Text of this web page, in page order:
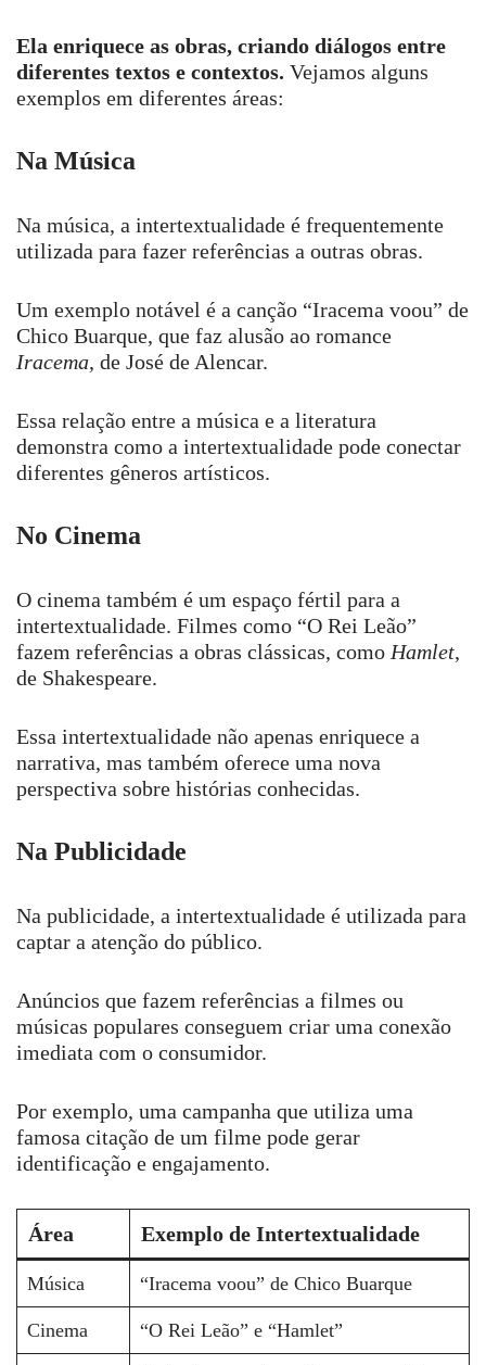
Ela enriquece as obras, criando diálogos entre
diferentes textos e contextos. Vejamos alguns
exemplos em diferentes áreas:
Na Música
Na música, a intertextualidade é frequentemente
utilizada para fazer referências a outras obras.
Um exemplo notável é a canção “Iracema voou” de
Chico Buarque, que faz alusão ao romance
Iracema, de José de Alencar.
Essa relação entre a música e a literatura
demonstra como a intertextualidade pode conectar
diferentes gêneros artísticos.
No Cinema
O cinema também é um espaço fértil para a
intertextualidade. Filmes como “O Rei Leão”
fazem referências a obras clássicas, como Hamlet,
de Shakespeare.
Essa intertextualidade não apenas enriquece a
narrativa, mas também oferece uma nova
perspectiva sobre histórias conhecidas.
Na Publicidade
Na publicidade, a intertextualidade é utilizada para
captar a atenção do público.
Anúncios que fazem referências a filmes ou
músicas populares conseguem criar uma conexão
imediata com o consumidor.
Por exemplo, uma campanha que utiliza uma
famosa citação de um filme pode gerar
identificação e engajamento.
Área Exemplo de Intertextualidade
Música “Iracema voou” de Chico Buarque
Cinema “O Rei Leão” e “Hamlet”